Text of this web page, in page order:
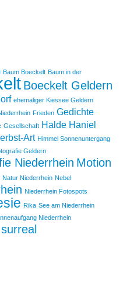
Baum Boeckelt Baum in der
Boeckelt Geldern
ehemaliger Kiessee Geldern
Frieden Gedichte
Gesellschaft Halde Haniel
Art Himmel Sonnenuntergang
Geldern
Niederrhein Motion
Natur Niederrhein Nebel
Niederrhein Fotospots
Rika See am Niederrhein
Niederrhein
surreal